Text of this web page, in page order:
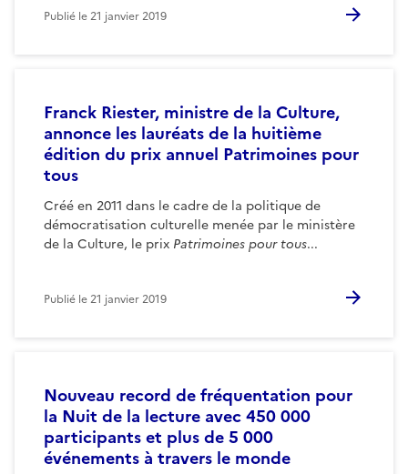
Publié le21 janvier 2019
Franck Riester, ministre de la Culture,
annonce les lauréats de la huitième
édition du prix annuel Patrimoines pour
tous
Créé en 2011 dans le cadre de la politique de
démocratisation culturelle menée par le ministère
de la Culture, le prix Patrimoines pour tous...
Publié le21 janvier 2019
Nouveau record de fréquentation pour
la Nuit de la lecture avec 450 000
participants et plus de 5 000
événements à travers le monde